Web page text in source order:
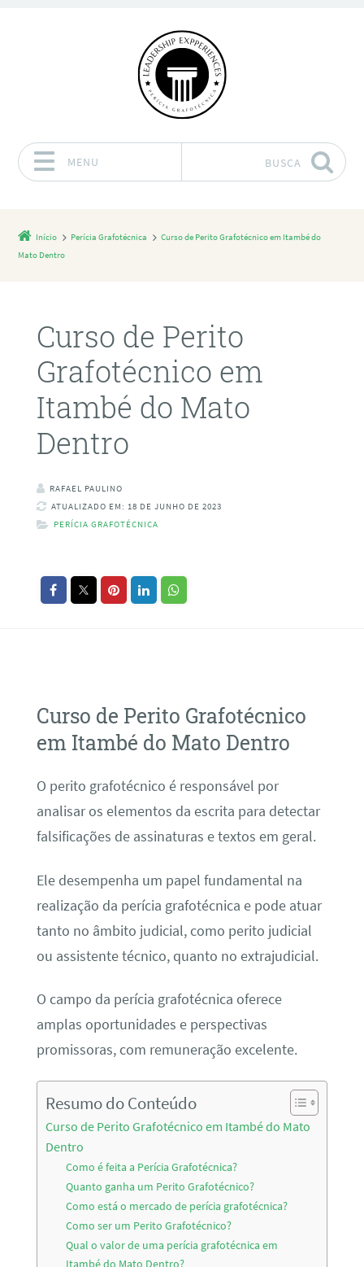
MENU BUSCA
Início Perícia Grafotécnica
Curso de Perito Grafotécnico em Itambé do
Mato Dentro
Curso de Perito
Grafotécnico em
Itambé do Mato
Dentro
RAFAEL PAULINO
ATUALIZADO EM: 18 DE JUNHO DE 2023
PERÍCIA GRAFOTÉCNICA
Curso de Perito Grafotécnico
em Itambé do Mato Dentro
O perito grafotécnico é responsável por
analisar os elementos da escrita para detectar
falsificações de assinaturas e textos em geral.
Ele desempenha um papel fundamental na
realização da perícia grafotécnica e pode atuar
tanto no âmbito judicial, como perito judicial
ou assistente técnico, quanto no extrajudicial.
O campo da perícia grafotécnica oferece
amplas oportunidades e perspectivas
promissoras, com remuneração excelente.
Resumo do Conteúdo
Curso de Perito Grafotécnico em Itambé do Mato
Dentro
Como é feita a Perícia Grafotécnica?
Quanto ganha um Perito Grafotécnico?
Como está o mercado de perícia grafotécnica?
Como ser um Perito Grafotécnico?
Qual o valor de uma perícia grafotécnica em